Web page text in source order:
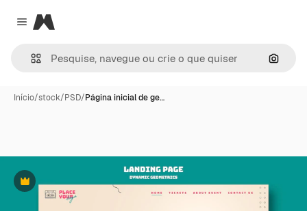
Close menu
Magnific
Início/stock/PSD/Página inicial de ge…
Premium